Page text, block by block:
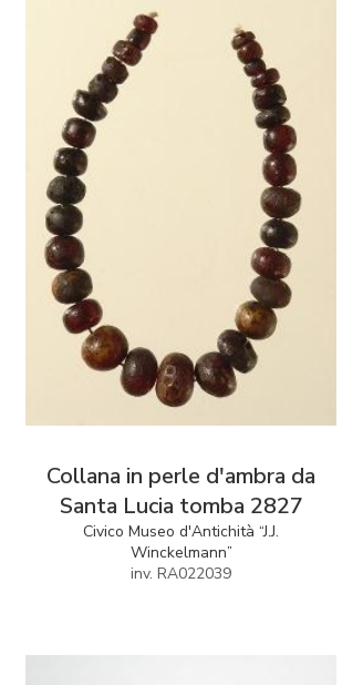
Collana in perle d'ambra da
Santa Lucia tomba 2827
Civico Museo d'Antichità “J.J.
Winckelmann”
inv. RA022039